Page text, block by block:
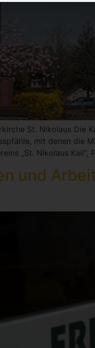
St. Nikolaus Die
mit denen die
„St. Nikolaus
und